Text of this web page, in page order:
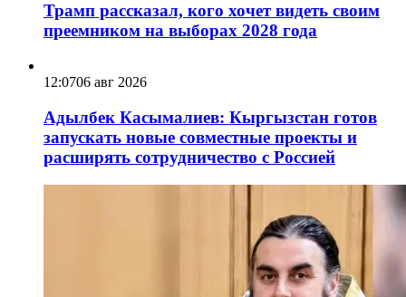
Трамп рассказал, кого хочет видеть своим
преемником на выборах 2028 года
12:0706 авг 2026
Адылбек Касымалиев: Кыргызстан готов
запускать новые совместные проекты и
расширять сотрудничество с Россией